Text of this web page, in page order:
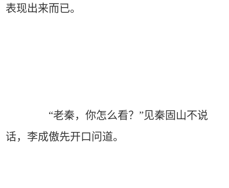
表现出来而已。
“老秦，你怎么看？”见秦固山不说
话，李成傲先开口问道。